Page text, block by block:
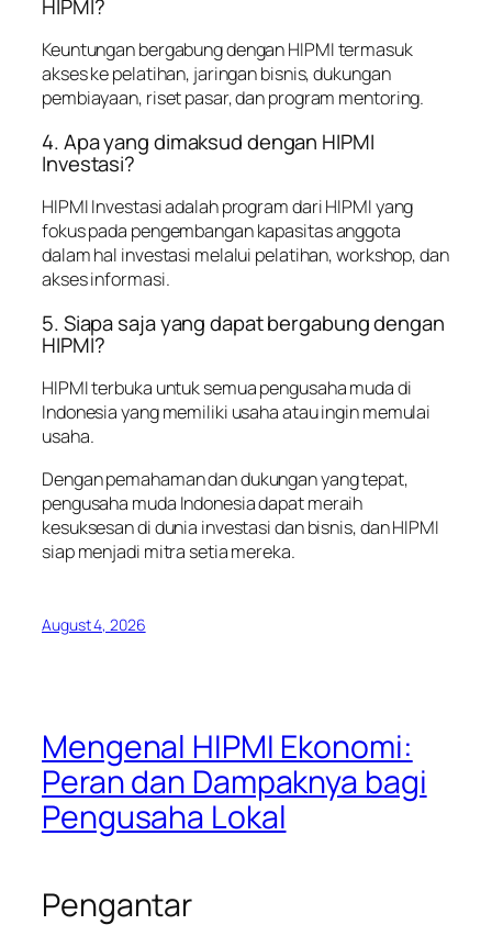
HIPMI?
Keuntungan bergabung dengan HIPMI termasuk
akses ke pelatihan, jaringan bisnis, dukungan
pembiayaan, riset pasar, dan program mentoring.
4. Apa yang dimaksud dengan HIPMI
Investasi?
HIPMI Investasi adalah program dari HIPMI yang
fokus pada pengembangan kapasitas anggota
dalam hal investasi melalui pelatihan, workshop, dan
akses informasi.
5. Siapa saja yang dapat bergabung dengan
HIPMI?
HIPMI terbuka untuk semua pengusaha muda di
Indonesia yang memiliki usaha atau ingin memulai
usaha.
Dengan pemahaman dan dukungan yang tepat,
pengusaha muda Indonesia dapat meraih
kesuksesan di dunia investasi dan bisnis, dan HIPMI
siap menjadi mitra setia mereka.
August 4, 2026
Mengenal HIPMI Ekonomi:
Peran dan Dampaknya bagi
Pengusaha Lokal
Pengantar